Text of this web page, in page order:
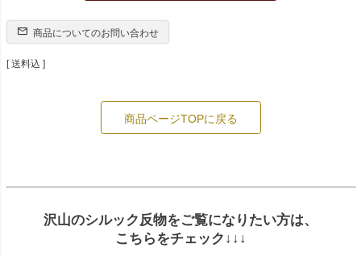
商品についてのお問い合わせ
送料込
商品ページTOPに戻る
沢山のシルック反物をご覧になりたい方は、
こちらをチェック↓↓↓